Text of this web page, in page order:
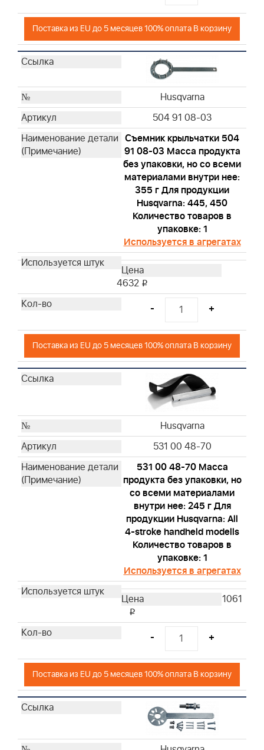
Поставка из EU до 5 месяцев 100% оплата В корзину
Husqvarna
504 91 08-03
Съемник крыльчатки 504
91 08-03 Масса продукта
без упаковки, но со всеми
материалами внутри нее:
355 г Для продукции
Husqvarna: 445, 450
Количество товаров в
упаковке: 1
Используется в агрегатах
4632 i
- +
Поставка из EU до 5 месяцев 100% оплата В корзину
Husqvarna
531 00 48-70
531 00 48-70 Масса
продукта без упаковки, но
со всеми материалами
внутри нее: 245 г Для
продукции Husqvarna: All
4-stroke handheld modells
Количество товаров в
упаковке: 1
Используется в агрегатах
1061
i
- +
Поставка из EU до 5 месяцев 100% оплата В корзину